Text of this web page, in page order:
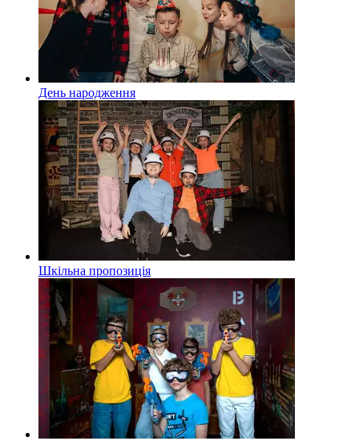
День народження
Шкільна пропозиція